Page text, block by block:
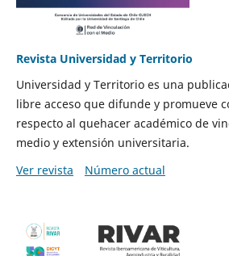
Revista Universidad y Territorio
Universidad y Territorio es una
libre acceso que difunde y promueve
respecto al quehacer académico de
medio y extensión universitaria.
Ver revista
Número actual